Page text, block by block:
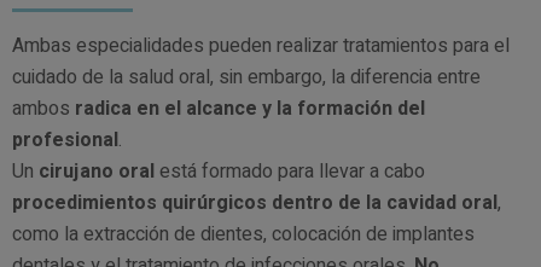
Ambas especialidades pueden realizar tratamientos para el
cuidado de la salud oral, sin embargo, la diferencia entre
ambos radica en el alcance y la formación del
profesional.
Un cirujano oral está formado para llevar a cabo
procedimientos quirúrgicos dentro de la cavidad oral,
como la extracción de dientes, colocación de implantes